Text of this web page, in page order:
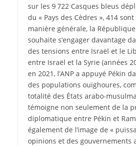
sur les 9 722 Casques bleus
du « Pays des Cèdres », 414
manière générale, la
souhaite s’engager davantage
des tensions entre Israël et le
entre Israël et la Syrie (années
en 2021, l’ANP a appuyé Pékin
des populations ouïghoures,
totalité des États arabo-
témoigne non seulement de la
diplomatique entre Pékin et
également de l’image de «
opinions et des gouvernements